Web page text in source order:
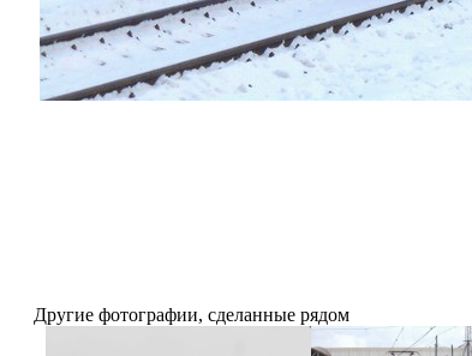
Другие фотографии, сделанные рядом